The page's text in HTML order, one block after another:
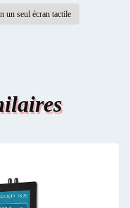
un seul écran tactile